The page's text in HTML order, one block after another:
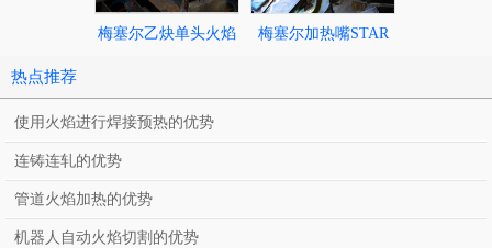
梅塞尔乙炔单头火焰 梅塞尔加热嘴STAR
热点推荐
使用火焰进行焊接预热的优势
连铸连轧的优势
管道火焰加热的优势
机器人自动火焰切割的优势